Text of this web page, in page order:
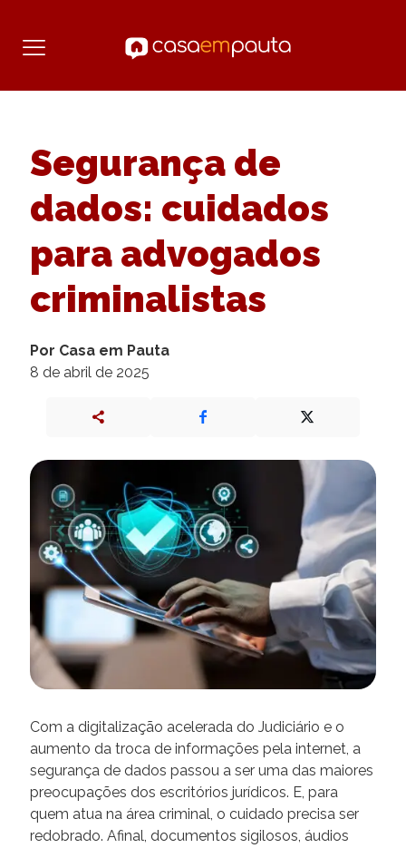
Segurança de
dados: cuidados
para advogados
criminalistas
Por Casa em Pauta
8 de abril de 2025
Com a digitalização acelerada do Judiciário e o
aumento da troca de informações pela internet, a
segurança de dados passou a ser uma das maiores
preocupações dos escritórios jurídicos. E, para
quem atua na área criminal, o cuidado precisa ser
redobrado. Afinal, documentos sigilosos, áudios